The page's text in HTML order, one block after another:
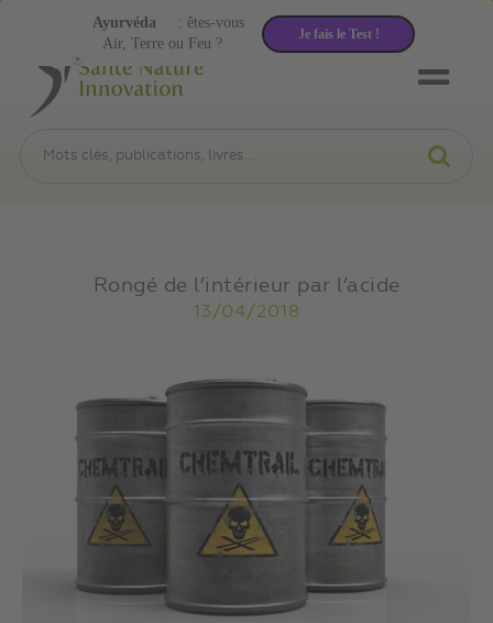
Rongé de l’intérieur par l’acide
13/04/2018
Air, Terre ou Feu ?
Ayurvéda : êtes-vous
Je fais le Test !